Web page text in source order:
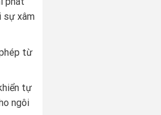
sự xâm
từ
tự
ngôi